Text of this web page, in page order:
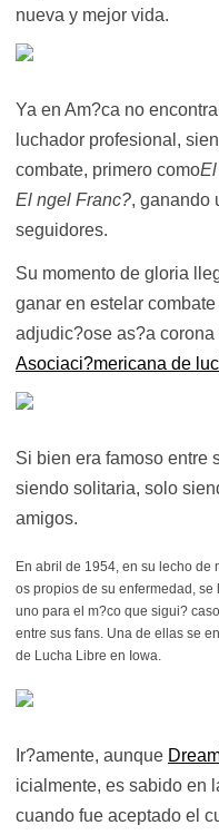
nueva y mejor vida.
Ya en Am?ca no
luchador profesional,
combate, primero como
El ngel Franc?, ganando
seguidores.
Su momento de gloria
ganar en estelar combate
adjudic?ose as?a
Asociaci?mericana de
Si bien era famoso entre
siendo solitaria, solo
amigos.
En abril de 1954, en su lecho de
os propios de su enfermedad,
uno para el m?co que sigui?
entre sus fans. Una de ellas se
de Lucha Libre en Iowa.
Ir?amente, aunque
icialmente, es sabido en
cuando fue aceptado el